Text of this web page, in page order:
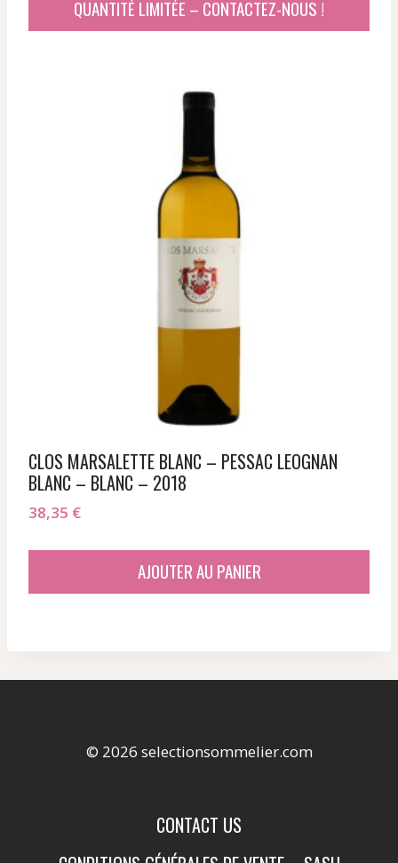
QUANTITÉ LIMITÉE – CONTACTEZ-NOUS !
CLOS MARSALETTE BLANC – PESSAC LEOGNAN
BLANC – BLANC – 2018
38,35 €
AJOUTER AU PANIER
© 2026 selectionsommelier.com
CONTACT US